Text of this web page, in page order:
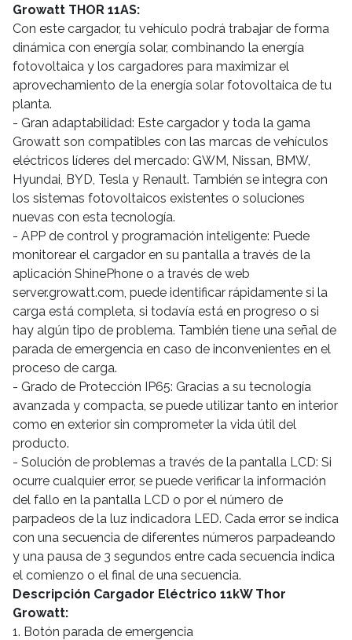
Growatt THOR 11AS:
Con este cargador, tu vehículo podrá trabajar de forma
dinámica con energía solar, combinando la energía
fotovoltaica y los cargadores para maximizar el
aprovechamiento de la energía solar fotovoltaica de tu
planta.
- Gran adaptabilidad: Este cargador y toda la gama
Growatt son compatibles con las marcas de vehículos
eléctricos líderes del mercado: GWM, Nissan, BMW,
Hyundai, BYD, Tesla y Renault. También se integra con
los sistemas fotovoltaicos existentes o soluciones
nuevas con esta tecnología.
- APP de control y programación inteligente: Puede
monitorear el cargador en su pantalla a través de la
aplicación ShinePhone o a través de web
server.growatt.com, puede identificar rápidamente si la
carga está completa, si todavía está en progreso o si
hay algún tipo de problema. También tiene una señal de
parada de emergencia en caso de inconvenientes en el
proceso de carga.
- Grado de Protección IP65: Gracias a su tecnología
avanzada y compacta, se puede utilizar tanto en interior
como en exterior sin comprometer la vida útil del
producto.
- Solución de problemas a través de la pantalla LCD: Si
ocurre cualquier error, se puede verificar la información
del fallo en la pantalla LCD o por el número de
parpadeos de la luz indicadora LED. Cada error se indica
con una secuencia de diferentes números parpadeando
y una pausa de 3 segundos entre cada secuencia indica
el comienzo o el final de una secuencia.
Descripción Cargador Eléctrico 11kW Thor
Growatt:
1. Botón parada de emergencia